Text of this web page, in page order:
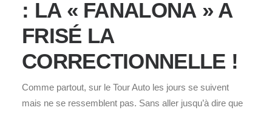
: LA « FANALONA » A
FRISÉ LA
CORRECTIONNELLE !
Comme partout, sur le Tour Auto les jours se suivent
mais ne se ressemblent pas. Sans aller jusqu’à dire que